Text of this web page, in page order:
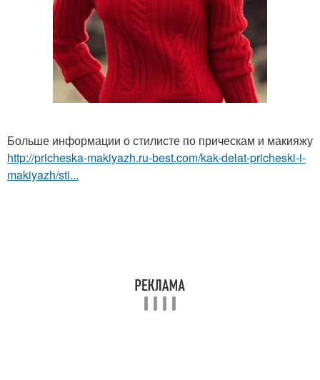
Больше информации о стилисте по прическам и макияжу
http://pricheska-makiyazh.ru-best.com/kak-delat-pricheski-i-
makiyazh/sti...